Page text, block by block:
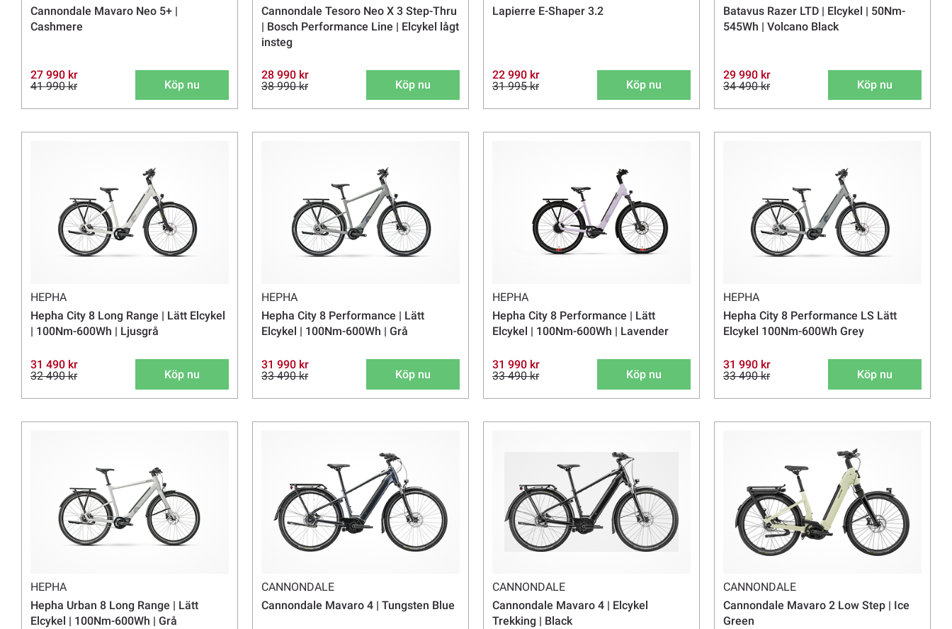
Cannondale Mavaro Neo 5+ |
Cashmere
27 990 kr
41 990 kr
Köp nu
Cannondale Tesoro Neo X 3 Step-Thru
| Bosch Performance Line | Elcykel lågt
insteg
28 990 kr
38 990 kr
Köp nu
Lapierre E-Shaper 3.2
22 990 kr
31 995 kr
Köp nu
Batavus Razer LTD | Elcykel | 50Nm-
545Wh | Volcano Black
29 990 kr
34 490 kr
Köp nu
HEPHA
Hepha City 8 Long Range | Lätt Elcykel
| 100Nm-600Wh | Ljusgrå
31 490 kr
32 490 kr
Köp nu
HEPHA
Hepha City 8 Performance | Lätt
Elcykel | 100Nm-600Wh | Grå
31 990 kr
33 490 kr
Köp nu
HEPHA
Hepha City 8 Performance | Lätt
Elcykel | 100Nm-600Wh | Lavender
31 990 kr
33 490 kr
Köp nu
HEPHA
Hepha City 8 Performance LS Lätt
Elcykel 100Nm-600Wh Grey
31 990 kr
33 490 kr
Köp nu
HEPHA
Hepha Urban 8 Long Range | Lätt
Elcykel | 100Nm-600Wh | Grå
CANNONDALE
Cannondale Mavaro 4 | Tungsten Blue
CANNONDALE
Cannondale Mavaro 4 | Elcykel
Trekking | Black
CANNONDALE
Cannondale Mavaro 2 Low Step | Ice
Green